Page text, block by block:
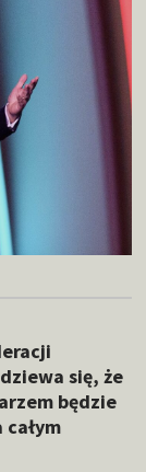
się, że
będzie